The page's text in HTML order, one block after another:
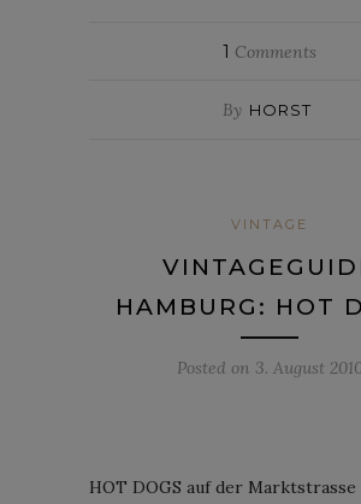
1 Comments
By HORST
VINTAGE
HAMBURG: HOT
Posted on 3. August
HOT DOGS auf der